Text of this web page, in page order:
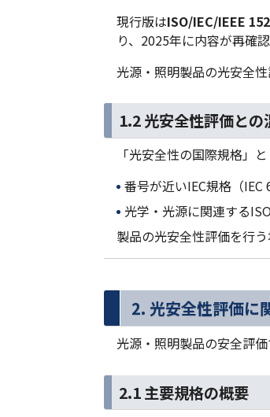
現行版はISO/IEC/IEEE
り、2025年に内容が再確
光源・照明製品の光安全
1.2 光安全性評価との
「光安全性の国際規格」
番号が近いIEC規格（
光学・光源に関連する
製品の光安全性評価を行
2. 光安全性評価に
光源・照明製品の安全評
2.1 主要規格の概要